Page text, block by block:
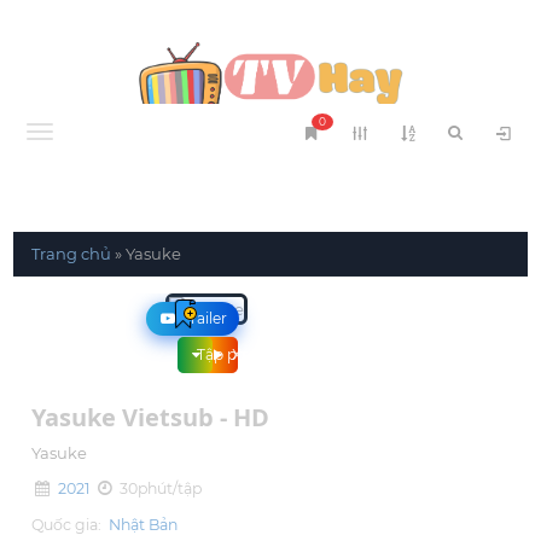
Menu
0
Trang chủ »Yasuke
Trailer
Xem phim
Tập phim
Yasuke Vietsub - HD
Yasuke
2021
30phút/tập
Quốc gia: Nhật Bản